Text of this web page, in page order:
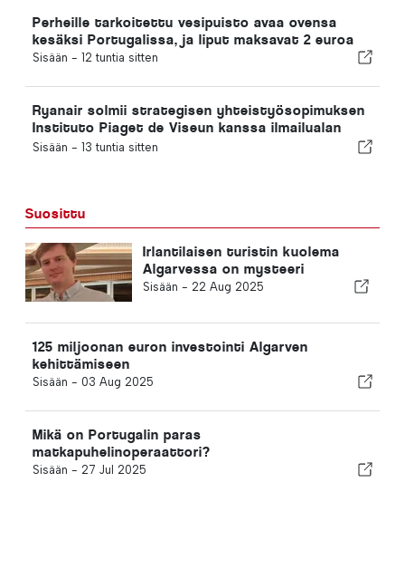
Perheille tarkoitettu vesipuisto avaa ovensa
kesäksi Portugalissa, ja liput maksavat 2 euroa
Sisään - 12 tuntia sitten
Ryanair solmii strategisen yhteistyösopimuksen
Instituto Piaget de Viseun kanssa ilmailualan
koulutuksen järjestämiseksi Portugalissa
Sisään - 13 tuntia sitten
Suosittu
Irlantilaisen turistin kuolema
Algarvessa on mysteeri
Sisään - 22 Aug 2025
125 miljoonan euron investointi Algarven
kehittämiseen
Sisään - 03 Aug 2025
Mikä on Portugalin paras
matkapuhelinoperaattori?
Sisään - 27 Jul 2025